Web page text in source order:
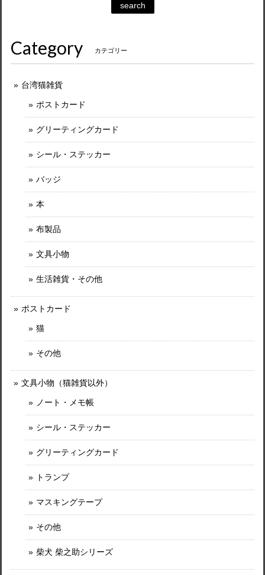
search
Category カテゴリー
台湾猫雑貨
ポストカード
グリーティングカード
シール・ステッカー
バッジ
本
布製品
文具小物
生活雑貨・その他
ポストカード
猫
その他
文具小物（猫雑貨以外）
ノート・メモ帳
シール・ステッカー
グリーティングカード
トランプ
マスキングテープ
その他
柴犬 柴之助シリーズ